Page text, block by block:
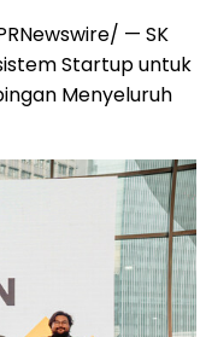
— SK
Startup untuk
Menyeluruh